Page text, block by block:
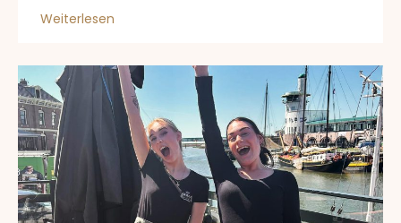
Weiterlesen